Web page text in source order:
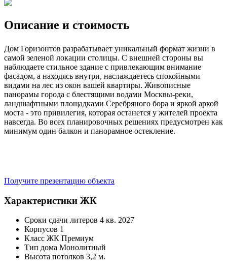
Описание и стоимость
Дом Горизонтов разрабатывает уникальный формат жизни в
самой зеленой локации столицы. С внешней стороны вы
наблюдаете стильное здание с привлекающим внимание
фасадом, а находясь внутри, наслаждаетесь спокойными
видами на лес из окон вашей квартиры. Живописные
панорамы города с блестящими водами Москвы-реки,
ландшафтными площадками Серебряного бора и яркой аркой
моста - это привилегия, которая останется у жителей проекта
навсегда. Во всех планировочных решениях предусмотрен как
минимум один балкон и панорамное остекление.
Получите презентацию объекта
Характеристики ЖК
Сроки сдачи литеров 4 кв. 2027
Корпусов 1
Класс ЖК Премиум
Тип дома Монолитный
Высота потолков 3,2 м.